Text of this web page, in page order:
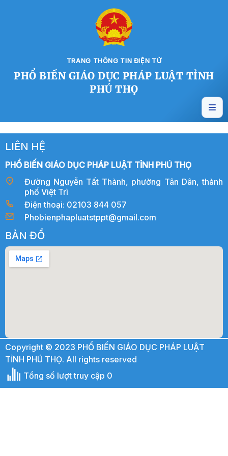
TRANG THÔNG TIN ĐIỆN TỬ
PHỔ BIẾN GIÁO DỤC PHÁP LUẬT TỈNH
PHÚ THỌ
LIÊN HỆ
PHỔ BIẾN GIÁO DỤC PHÁP LUẬT TỈNH PHÚ THỌ
Đường Nguyễn Tất Thành, phường Tân Dân, thành
phố Việt Trì
Điện thoại: 02103 844 057
Phobienphapluatstppt@gmail.com
BẢN ĐỒ
Copyright © 2023 PHỔ BIẾN GIÁO DỤC PHÁP LUẬT
TỈNH PHÚ THỌ. All rights reserved
Tổng số lượt truy cập 0